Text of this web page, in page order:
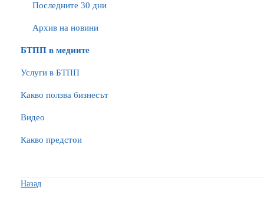
Последните 30 дни
Архив на новини
БTПП в медиите
Услуги в БТПП
Какво ползва бизнесът
Видео
Какво предстои
Назад